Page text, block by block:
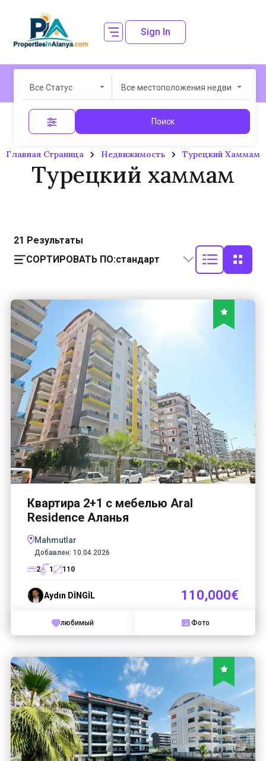
Sign In
Все Статус Все местоположения недвижимости
Поиск
Главная Страница Недвижимость Турецкий Хаммам
Турецкий хаммам
21 Результаты
СОРТИРОВАТЬ ПО:стандарт
Квартира 2+1 с мебелью Aral
Residence Аланья
Mahmutlar
Добавлен: 10.04.2026
2
1 110
Aydın DİNGİL 110,000€
любимый Фото